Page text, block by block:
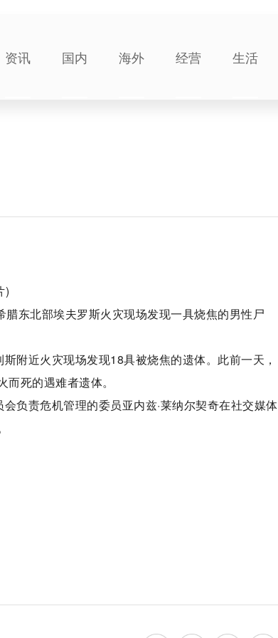
资讯 国内 海外 经营 生活
)
东北部埃夫罗斯火灾现场发现一具烧焦的男性尸
附近火灾现场发现18具被烧焦的遗体。此前一天，
死的遇难者遗体。
负责危机管理的委员亚内兹·莱纳尔契奇在社交媒体